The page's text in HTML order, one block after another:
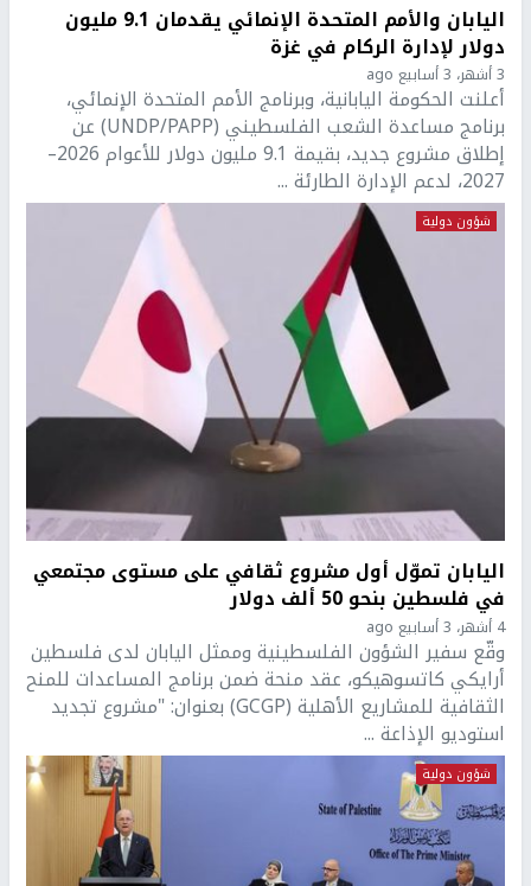
اليابان والأمم المتحدة الإنمائي يقدمان 9.1 مليون
دولار لإدارة الركام في غزة
3 أشهر، 3 أسابيع ago
أعلنت الحكومة اليابانية، وبرنامج الأمم المتحدة الإنمائي،
برنامج مساعدة الشعب الفلسطيني (UNDP/PAPP) عن
إطلاق مشروع جديد، بقيمة 9.1 مليون دولار للأعوام 2026–
2027، لدعم الإدارة الطارئة ...
شؤون دولية
اليابان تموّل أول مشروع ثقافي على مستوى مجتمعي
في فلسطين بنحو 50 ألف دولار
4 أشهر، 3 أسابيع ago
وقّع سفير الشؤون الفلسطينية وممثل اليابان لدى فلسطين
أرايكي كاتسوهيكو، عقد منحة ضمن برنامج المساعدات للمنح
الثقافية للمشاريع الأهلية (GCGP) بعنوان: "مشروع تجديد
استوديو الإذاعة ...
شؤون دولية